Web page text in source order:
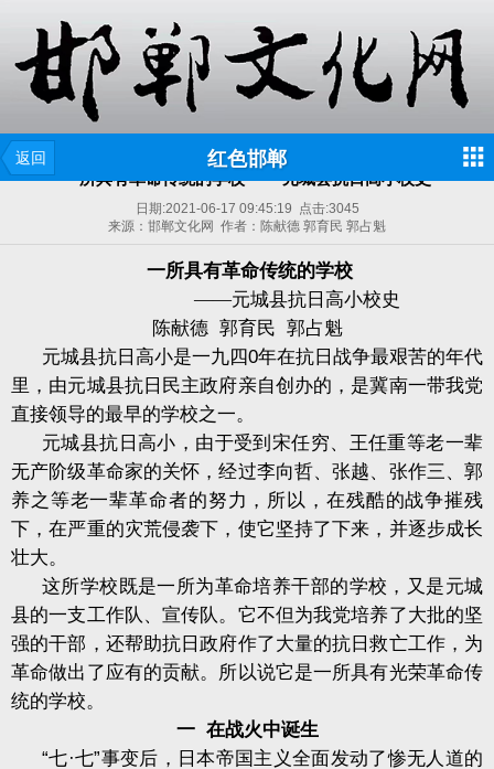
返回 红色邯郸
一所具有革命传统的学校 ——元城县抗日高小校史
日期:2021-06-17 09:45:19 点击:3045
来源：邯郸文化网 作者：陈献德 郭育民 郭占魁
一所具有革命传统的学校
——元城县抗日高小校史
陈献德 郭育民 郭占魁
元城县抗日高小是一九四0年在抗日战争最艰苦的年代
里，由元城县抗日民主政府亲自创办的，是冀南一带我党
直接领导的最早的学校之一。
元城县抗日高小，由于受到宋任穷、王任重等老一辈
无产阶级革命家的关怀，经过李向哲、张越、张作三、郭
养之等老一辈革命者的努力，所以，在残酷的战争摧残
下，在严重的灾荒侵袭下，使它坚持了下来，并逐步成长
壮大。
这所学校既是一所为革命培养干部的学校，又是元城
县的一支工作队、宣传队。它不但为我党培养了大批的坚
强的干部，还帮助抗日政府作了大量的抗日救亡工作，为
革命做出了应有的贡献。所以说它是一所具有光荣革命传
统的学校。
一 在战火中诞生
“七·七”事变后，日本帝国主义全面发动了惨无人道的